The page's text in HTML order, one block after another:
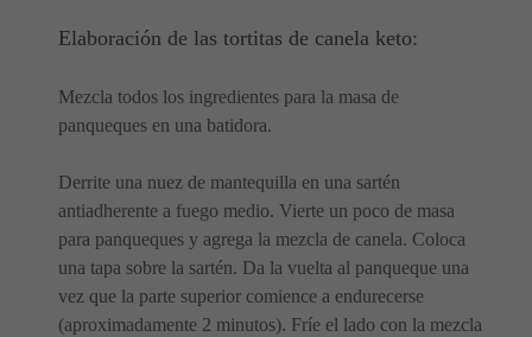
Elaboración de las tortitas de canela keto:
Mezcla todos los ingredientes para la masa de
panqueques en una batidora.
Derrite una nuez de mantequilla en una sartén
antiadherente a fuego medio. Vierte un poco de masa
para panqueques y agrega la mezcla de canela. Coloca
una tapa sobre la sartén. Da la vuelta al panqueque una
vez que la parte superior comience a endurecerse
(aproximadamente 2 minutos). Fríe el lado con la mezcla